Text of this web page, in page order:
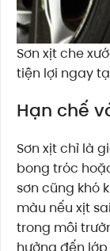
Sơn xịt che
tiện lợi ngay
Hạn chế
Sơn xịt chỉ là
bong tróc
sơn cũng khó
màu nếu xịt
trong môi